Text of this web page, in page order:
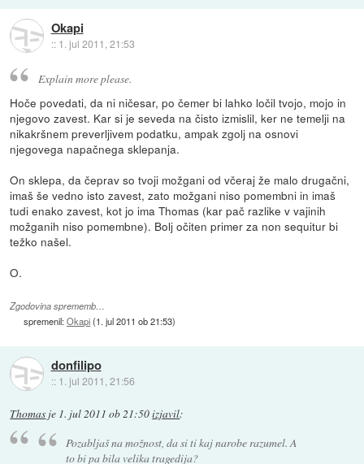
Okapi
:: 1. jul 2011, 21:53
Explain more please.
Hoče povedati, da ni ničesar, po čemer bi lahko ločil tvojo, mojo in
njegovo zavest. Kar si je seveda na čisto izmislil, ker ne temelji na
nikakršnem preverljivem podatku, ampak zgolj na osnovi
njegovega napačnega sklepanja.
On sklepa, da čeprav so tvoji možgani od včeraj že malo drugačni,
imaš še vedno isto zavest, zato možgani niso pomembni in imaš
tudi enako zavest, kot jo ima Thomas (kar pač razlike v vajinih
možganih niso pomembne). Bolj očiten primer za non sequitur bi
težko našel.
O.
Zgodovina sprememb…
spremenil:Okapi(1. jul 2011 ob 21:53)
donfilipo
:: 1. jul 2011, 21:56
Thomas je 1. jul 2011 ob 21:50izjavil:
Pozabljaš na možnost, da si ti kaj narobe razumel. A
to bi pa bila velika tragedija?